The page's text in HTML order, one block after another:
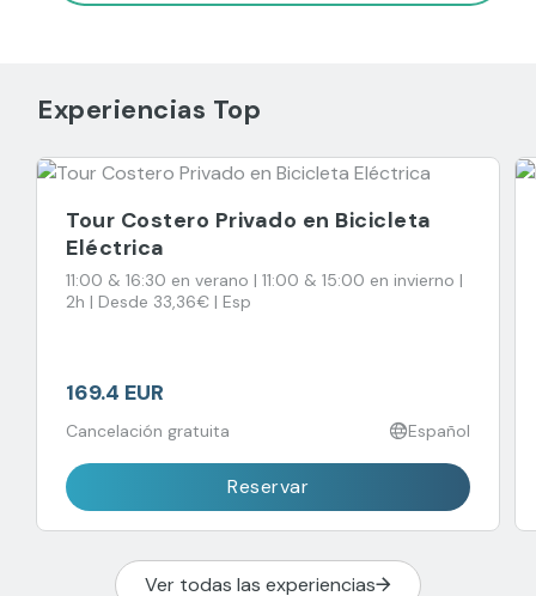
Experiencias Top
Tour Costero Privado en Bicicleta
Eléctrica
11:00 & 16:30 en verano | 11:00 & 15:00 en invierno |
2h | Desde 33,36€ | Esp
169.4 EUR
Cancelación gratuita Español
Reservar
Ver todas las experiencias